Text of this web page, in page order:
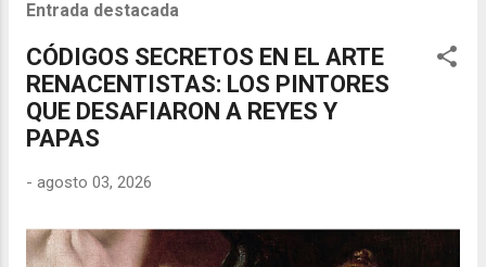
Entrada destacada
CÓDIGOS SECRETOS EN EL ARTE
RENACENTISTAS: LOS PINTORES
QUE DESAFIARON A REYES Y
PAPAS
- agosto 03, 2026